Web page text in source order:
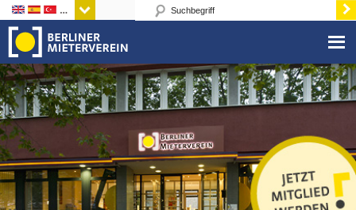
Sprachen